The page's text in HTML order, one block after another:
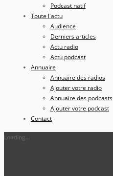
Podcast natif
Toute l'actu
Audience
Derniers articles
Actu radio
Actu podcast
Annuaire
Annuaire des radios
Ajouter votre radio
Annuaire des podcasts
Ajouter votre podcast
Contact
Loading...